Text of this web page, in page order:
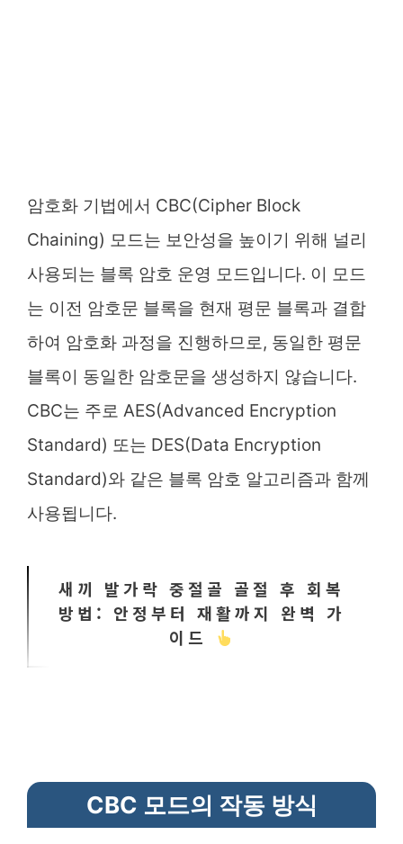
암호화 기법에서 CBC(Cipher Block
Chaining) 모드는 보안성을 높이기 위해 널리
사용되는 블록 암호 운영 모드입니다. 이 모드
는 이전 암호문 블록을 현재 평문 블록과 결합
하여 암호화 과정을 진행하므로, 동일한 평문
블록이 동일한 암호문을 생성하지 않습니다.
CBC는 주로 AES(Advanced Encryption
Standard) 또는 DES(Data Encryption
Standard)와 같은 블록 암호 알고리즘과 함께
사용됩니다.
새끼 발가락 중절골 골절 후 회복
방법: 안정부터 재활까지 완벽 가
이드
CBC 모드의 작동 방식